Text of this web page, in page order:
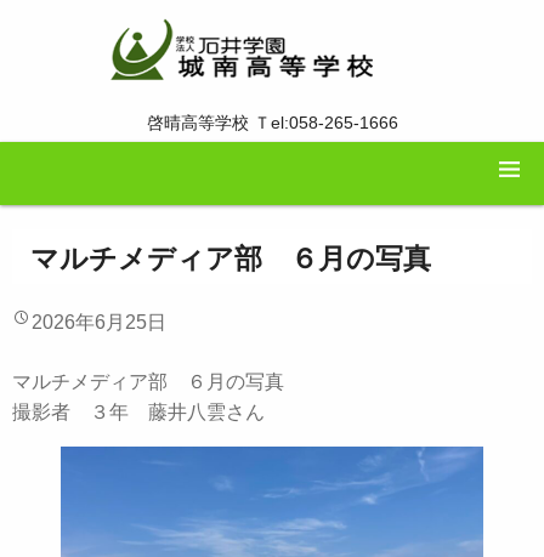
啓晴高等学校 Ｔel:058-265-1666
マルチメディア部 ６月の写真
2026年6月25日
マルチメディア部 ６月の写真
撮影者 ３年 藤井八雲さん